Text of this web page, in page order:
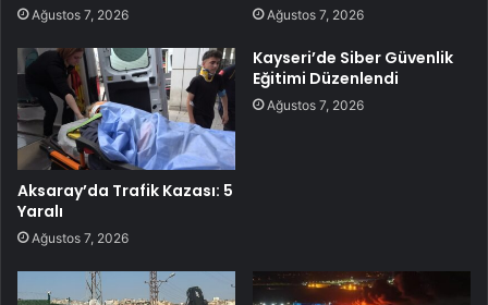
Ağustos 7, 2026 Ağustos 7, 2026
Aksaray’da Trafik Kazası: 5
Yaralı
Ağustos 7, 2026
Kayseri’de Siber Güvenlik
Eğitimi Düzenlendi
Ağustos 7, 2026